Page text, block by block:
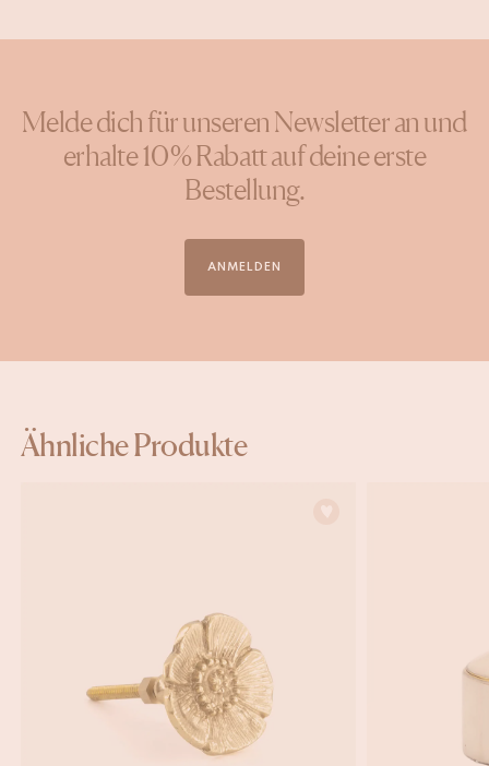
Melde dich für unseren Newsletter an und
erhalte 10 % Rabatt auf deine erste
Bestellung.
ANMELDEN
Ähnliche Produkte